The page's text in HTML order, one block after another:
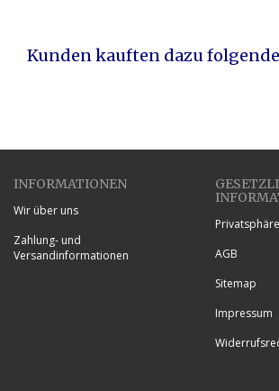
Kunden kauften dazu
INFORMATIONEN
Wir über uns
Zahlung- und
Versandinformationen
AGB
Sitemap
Impressum